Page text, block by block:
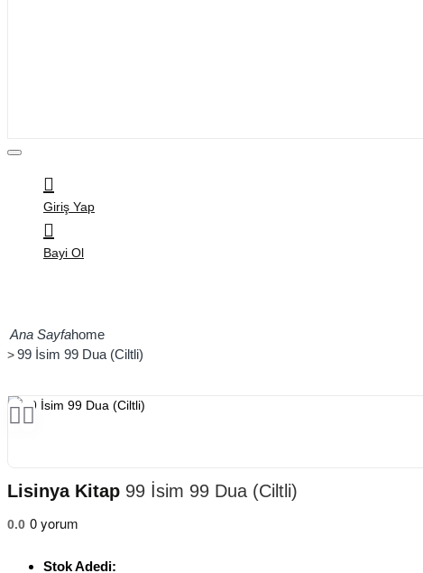
Giriş Yap
Bayi Ol
home
99 İsim 99 Dua (Ciltli)
Lisinya Kitap 99 İsim 99 Dua (Ciltli)
0.0 0 yorum
Stok Adedi: